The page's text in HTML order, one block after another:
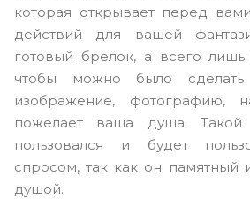
которая открывает перед
действий для вашей
готовый брелок, а всего
чтобы можно было
изображение, фотографию,
пожелает ваша душа. Такой
пользовался и будет
спросом, так как он памятный
душой.